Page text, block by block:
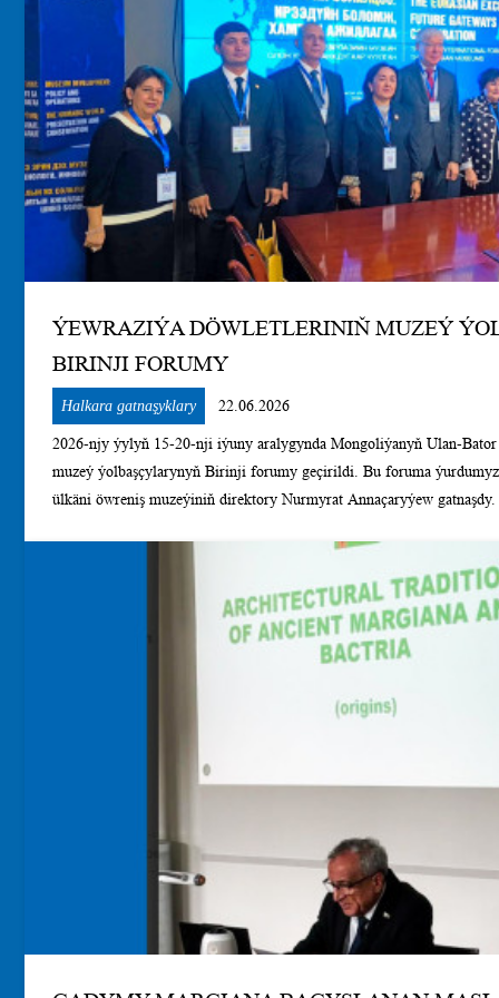
ÝEWRAZIÝA DÖWLETLERINIŇ MUZEÝ
BIRINJI FORUMY
Halkara gatnaşyklary 22.06.2026
2026-njy ýylyň 15-20-nji iýuny aralygynda Mongoliýanyň Ulan-
muzeý ýolbaşçylarynyň Birinji forumy geçirildi. Bu foruma
ülkäni öwreniş muzeýiniň direktory Nurmyrat Annaçaryýew gatnaşdy. Häzirki wagtda
Ýewraziýa döwletleriniň muzeý ýolbaşçylarynyň Birinji forumynyň
sanlylaşdyrmakdan ybarat. Arkadag şäheriniň Taryhy we ülkäni
Annaçaryýew forumda eden çykyşynda şeýle belleýär: - Muzeýler – ýurduň we onda ýaşaýan halklaryň
milli özboluşlylygyny toplaýar, gorap saklaýar, maddy we medeni
wagyz edýär, sergiläp görkezýär. Milletiň taryhynyň, maddy
dessur aýratynlyklarynyň toplamalarynyň gaznasyny emele getirýär.
bölegi halkyň taryhyna, ýurduň durmuşyna, medeniýetine, onuň
hereket edýän bu ýurtlaryň öňdebaryjy muzeý merkezleridir, olaryň
gymmatly resminamalar, köne çap edilen neşirler, saz gurallary,
toplanýar we goralyp saklanýar. Dünýäniň öňde baryjy ýurtlarynda ykjam we aragatnaşyk
tehnologiýalarynyň yzygiderli kämilleşmeginiň netijesinde QR-
Arkadag şäher taryhy we ülkäni öwreniş muzeýinde QR-kod
ölçegli inçe çyzykly kod görnüşinde (2Dştrih kod) bolup, ol özünde